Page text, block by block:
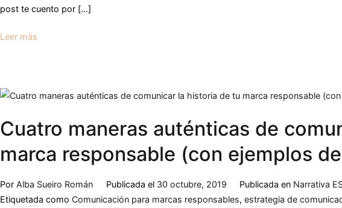
post te cuento por […]
Leer más
Cuatro maneras auténticas de
marca responsable (con ejemplos
Por Alba Sueiro Román Publicada el 30 octubre, 2019 Publicada en Narrativa
Etiquetada como Comunicación para marcas responsables, estrategia de